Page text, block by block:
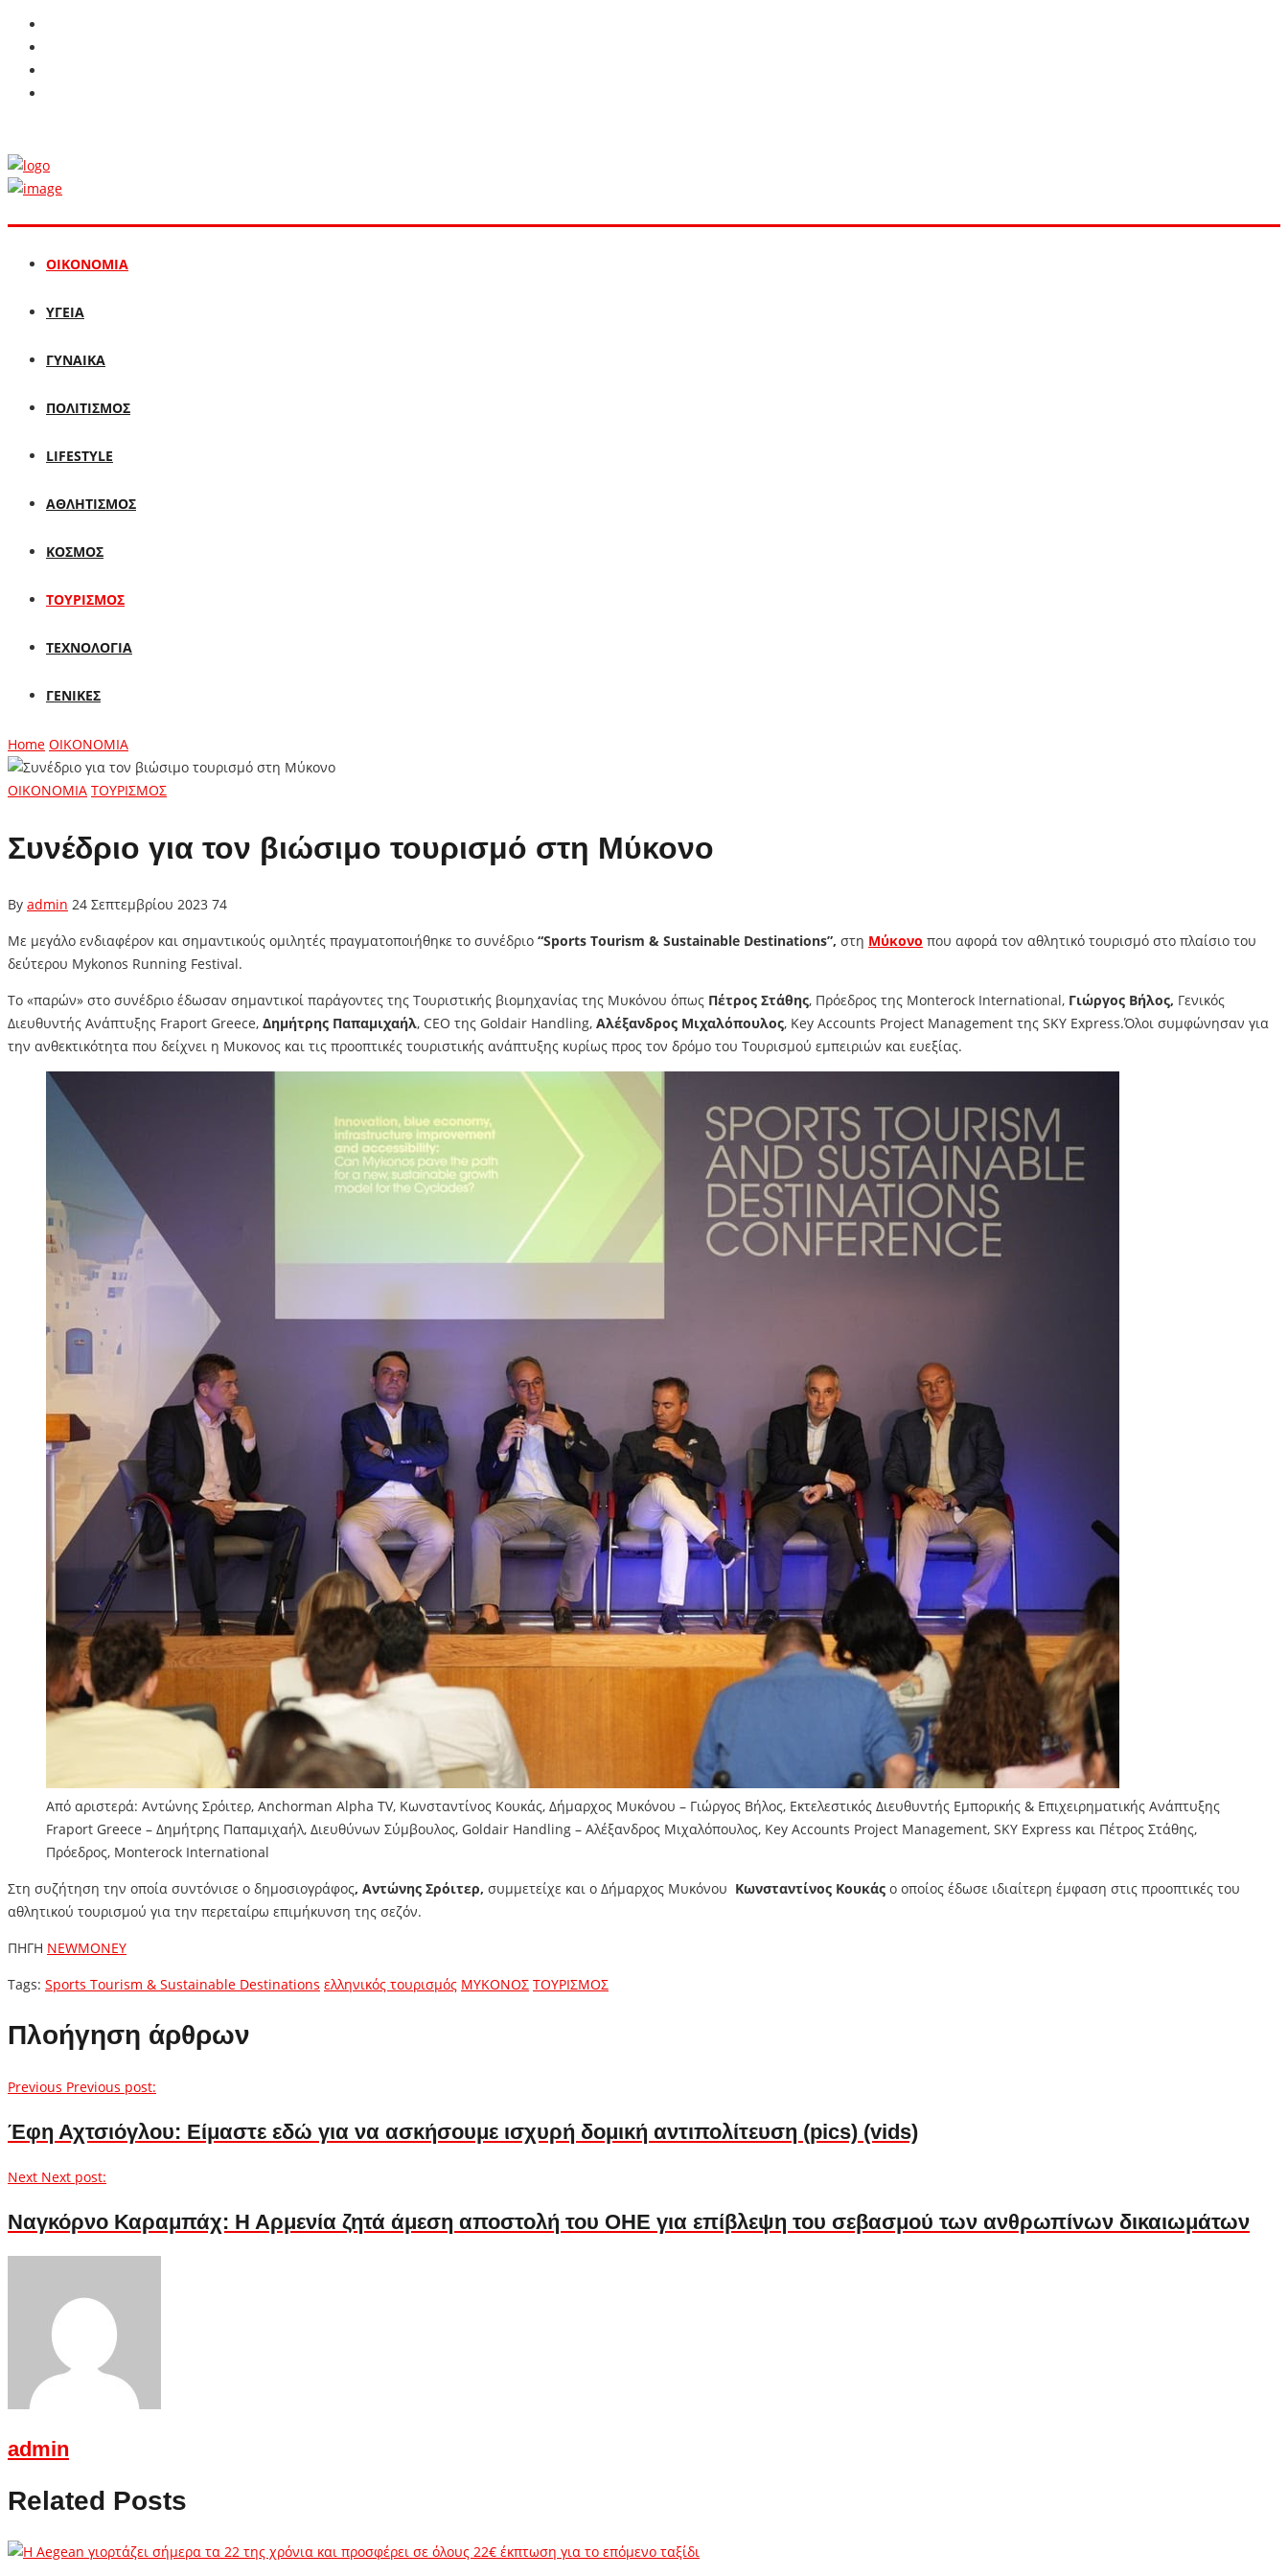
ΟΙΚΟΝΟΜΙΑ
ΥΓΕΙΑ
ΓΥΝΑΙΚΑ
ΠΟΛΙΤΙΣΜΟΣ
LIFESTYLE
ΑΘΛΗΤΙΣΜΟΣ
ΚΟΣΜΟΣ
ΤΟΥΡΙΣΜΟΣ
ΤΕΧΝΟΛΟΓΙΑ
ΓΕΝΙΚΕΣ
Home ΟΙΚΟΝΟΜΙΑ
ΟΙΚΟΝΟΜΙΑ ΤΟΥΡΙΣΜΟΣ
Συνέδριο για τον βιώσιμο τουρισμό στη Μύκονο
By admin 24 Σεπτεμβρίου 2023 74
Με μεγάλο ενδιαφέρον και σημαντικούς ομιλητές πραγματοποιήθηκε το συνέδριο “Sports Tourism & Sustainable Destinations”, στη Μύκονο που αφορά τον αθλητικό τουρισμό στο πλαίσιο του
δεύτερου Mykonos Running Festival.
Το «παρών» στο συνέδριο έδωσαν σημαντικοί παράγοντες της Τουριστικής βιομηχανίας της Μυκόνου όπως Πέτρος Στάθης, Πρόεδρος της Monterock International, Γιώργος Βήλος, Γενικός
Διευθυντής Ανάπτυξης Fraport Greece, Δημήτρης Παπαμιχαήλ, CEO της Goldair Handling, Αλέξανδρος Μιχαλόπουλος, Key Accounts Project Management της SKY Express.Όλοι συμφώνησαν για
την ανθεκτικότητα που δείχνει η Μυκονος και τις προοπτικές τουριστικής ανάπτυξης κυρίως προς τον δρόμο του Τουρισμού εμπειριών και ευεξίας.
Από αριστερά: Αντώνης Σρόιτερ, Anchorman Alpha TV, Κωνσταντίνος Κουκάς, Δήμαρχος Μυκόνου – Γιώργος Βήλος, Εκτελεστικός Διευθυντής Εμπορικής & Επιχειρηματικής Ανάπτυξης
Fraport Greece – Δημήτρης Παπαμιχαήλ, Διευθύνων Σύμβουλος, Goldair Handling – Αλέξανδρος Μιχαλόπουλος, Key Accounts Project Management, SKY Express και Πέτρος Στάθης,
Πρόεδρος, Monterock International
Στη συζήτηση την οποία συντόνισε ο δημοσιογράφος, Αντώνης Σρόιτερ, συμμετείχε και ο Δήμαρχος Μυκόνου Κωνσταντίνος Κουκάς ο οποίος έδωσε ιδιαίτερη έμφαση στις προοπτικές του
αθλητικού τουρισμού για την περεταίρω επιμήκυνση της σεζόν.
ΠΗΓΗ NEWMONEY
Tags: Sports Tourism & Sustainable Destinations ελληνικός τουρισμός ΜΥΚΟΝΟΣ ΤΟΥΡΙΣΜΟΣ
Πλοήγηση άρθρων
Previous Previous post:
Έφη Αχτσιόγλου: Είμαστε εδώ για να ασκήσουμε ισχυρή δομική αντιπολίτευση (pics) (vids)
Next Next post:
Ναγκόρνο Καραμπάχ: Η Αρμενία ζητά άμεση αποστολή του ΟΗΕ για επίβλεψη του σεβασμού των ανθρωπίνων δικαιωμάτων
admin
Related Posts